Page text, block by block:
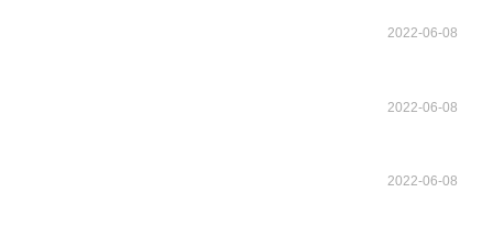
2022-06-08
2022-06-08
2022-06-08